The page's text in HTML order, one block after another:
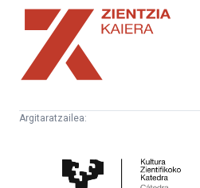
Zientzia
Kaiera
Argitaratzailea:
Zientifikoko
Katedra